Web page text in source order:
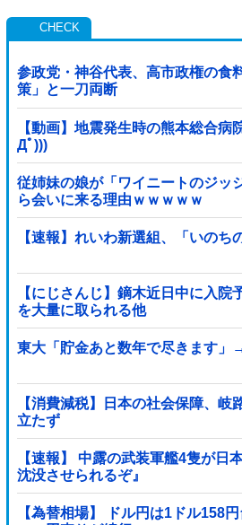
参政党・神谷代表、高市政権の食
策」と一刀両断
【動画】地震発生時の熊本総合病
Дﾟ)))
従姉妹の娘が「ワイニートのジッ
ら会いに来る理由ｗｗｗｗｗ
【速報】れいわ新選組、「いのち
【にじさんじ】鏑木近日中に入院
を大量に取られる他
東大「貯金あと数年で尽きます
【消費減税】日本の社会保障、
立たず
【速報】 中露の武装軍艦4隻が日
沈没させられるぞ』
【為替相場】 ドル円は1ドル158